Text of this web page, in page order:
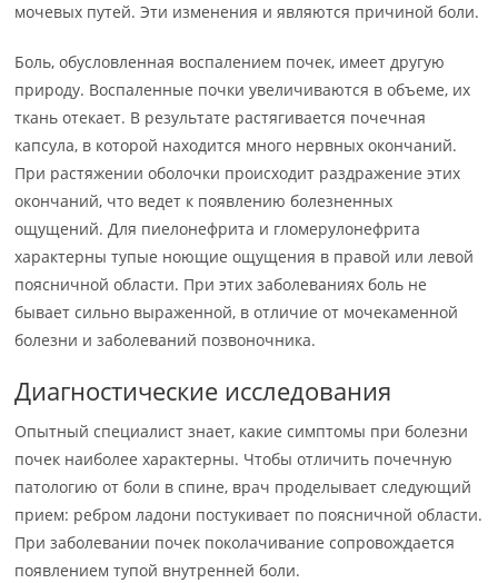
мочевых путей. Эти изменения и являются причиной боли.
Боль, обусловленная воспалением почек, имеет другую
природу. Воспаленные почки увеличиваются в объеме, их
ткань отекает. В результате растягивается почечная
капсула, в которой находится много нервных окончаний.
При растяжении оболочки происходит раздражение этих
окончаний, что ведет к появлению болезненных
ощущений. Для пиелонефрита и гломерулонефрита
характерны тупые ноющие ощущения в правой или левой
поясничной области. При этих заболеваниях боль не
бывает сильно выраженной, в отличие от мочекаменной
болезни и заболеваний позвоночника.
Диагностические исследования
Опытный специалист знает, какие симптомы при болезни
почек наиболее характерны. Чтобы отличить почечную
патологию от боли в спине, врач проделывает следующий
прием: ребром ладони постукивает по поясничной области.
При заболевании почек поколачивание сопровождается
появлением тупой внутренней боли.